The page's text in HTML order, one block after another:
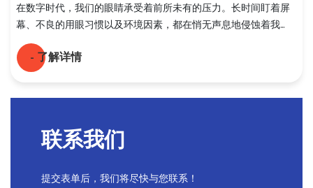
在数字时代，我们的眼睛承受着前所未有的压力。长时间盯着屏
幕、不良的用眼习惯以及环境因素，都在悄无声息地侵蚀着我...
- 了解详情
PREV
联系我们
提交表单后，我们将尽快与您联系！